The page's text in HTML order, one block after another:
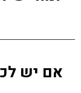
אם יש